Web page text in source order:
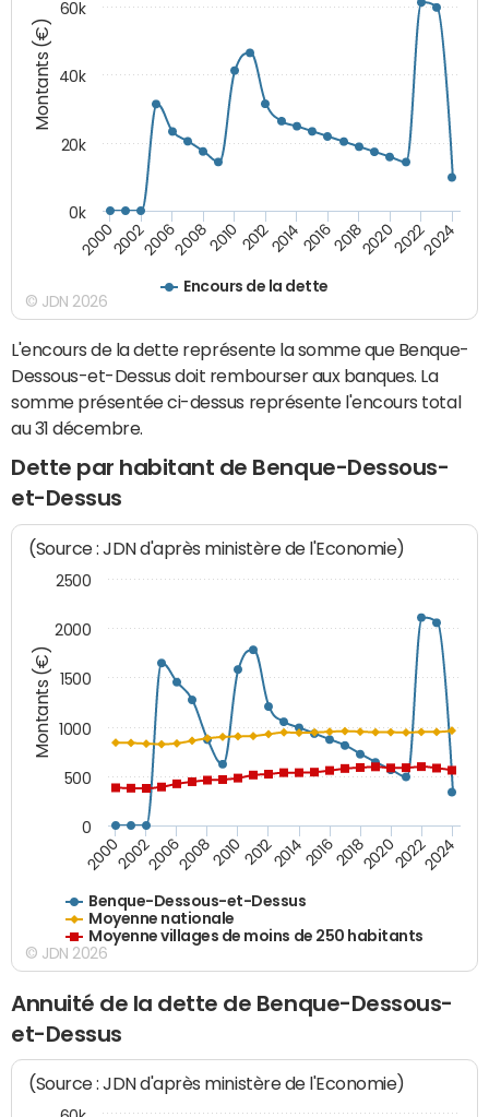
Montants (€)
Encours de la dette
20002002200620082010 2012201420162018202020222024
0k
20k
40k
60k
© JDN 2026
L'encours de la dette représente la somme que Benque-
Dessous-et-Dessus doit rembourser aux banques. La
somme présentée ci-dessus représente l'encours total
au 31 décembre.
Dette par habitant de Benque-Dessous-
et-Dessus
Montants (€)
(Source : JDN d'après ministère de l'Economie)
Benque-Dessous-et-Dessus
Moyenne nationale
Moyenne villages de moins de 250 habitants
200020022006200820102012201420162018202020222024
0
500
1000
1500
2000
2500
© JDN 2026
Annuité de la dette de Benque-Dessous-
et-Dessus
(Source : JDN d'après ministère de l'Economie)